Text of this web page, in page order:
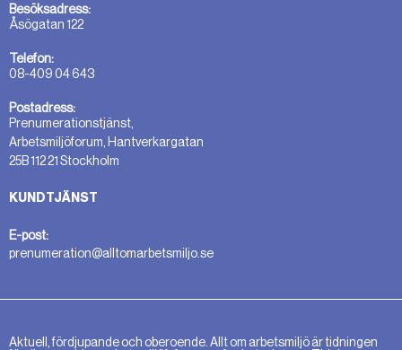
Besöksadress:
Åsögatan 122
Telefon:
08-409 04 643
Postadress:
Prenumerationstjänst,
Arbetsmiljöforum, Hantverkargatan
25B 112 21 Stockholm
KUNDTJÄNST
E-post:
prenumeration@alltomarbetsmiljo.se
Aktuell, fördjupande och oberoende. Allt om arbetsmiljö är tidningen